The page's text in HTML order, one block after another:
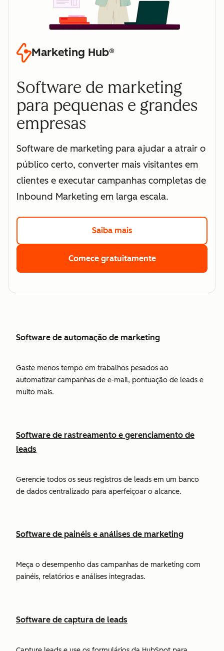
Marketing Hub®
Software de marketing
para pequenas e grandes
empresas
Software de marketing para ajudar a atrair o
público certo, converter mais visitantes em
clientes e executar campanhas completas de
Inbound Marketing em larga escala.
Saiba mais
Comece gratuitamenteClique aqui para
Software de automação de marketing
Gaste menos tempo em trabalhos pesados ao
automatizar campanhas de e-mail, pontuação de leads e
muito mais.
Software de rastreamento e gerenciamento de
leads
Gerencie todos os seus registros de leads em um banco
de dados centralizado para aperfeiçoar o alcance.
Software de painéis e análises de marketing
Meça o desempenho das campanhas de marketing com
painéis, relatórios e análises integradas.
Software de captura de leads